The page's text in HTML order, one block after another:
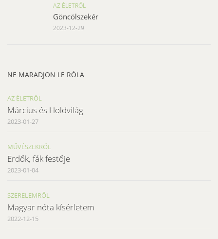
AZ ÉLETRŐL
Göncölszekér
2023-12-29
NE MARADJON LE RÓLA
AZ ÉLETRŐL
Március és Holdvilág
2023-01-27
MŰVÉSZEKRŐL
Erdők, fák festője
2023-01-04
SZERELEMRŐL
Magyar nóta kísérletem
2022-12-15